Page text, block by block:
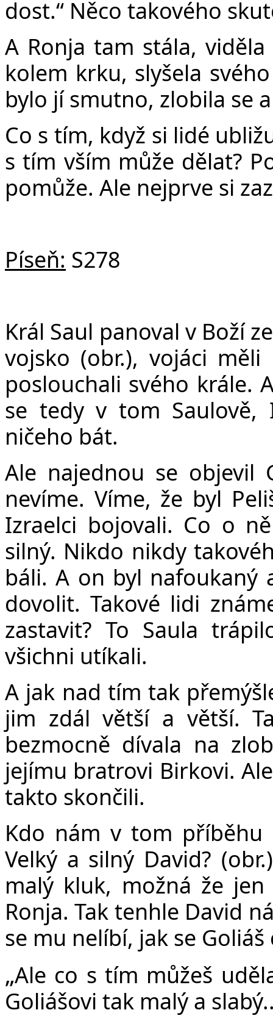
dost.“ Něco takového
A Ronja tam stála,
kolem krku, slyšela
bylo jí smutno, zlobila se
Co s tím, když si lidé
s tím vším může dělat?
pomůže. Ale nejprve si
Píseň: S278
Král Saul panoval v Boží
vojsko (obr.), vojáci
poslouchali svého krále.
se tedy v tom Saulově,
ničeho bát.
Ale najednou se objevil
nevíme. Víme, že byl
Izraelci bojovali. Co o
silný. Nikdo nikdy
báli. A on byl nafoukaný
dovolit. Takové lidi
zastavit? To Saula
všichni utíkali.
A jak nad tím tak
jim zdál větší a větší.
bezmocně dívala na
jejímu bratrovi Birkovi.
takto skončili.
Kdo nám v tom příběhu
Velký a silný David?
malý kluk, možná že
Ronja. Tak tenhle David
se mu nelíbí, jak se
„Ale co s tím můžeš
Goliášovi tak malý a